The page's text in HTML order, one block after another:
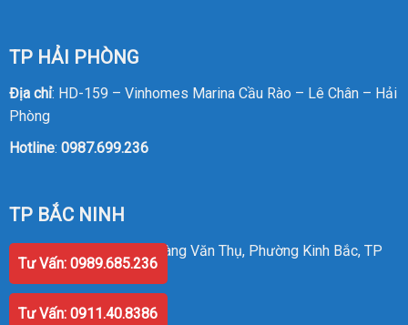
TP HẢI PHÒNG
Địa chỉ: HD-159 – Vinhomes Marina Cầu Rào – Lê Chân – Hải
Phòng
Hotline: 0987.699.236
TP BẮC NINH
Địa chỉ
: Số 58 Đường Hoàng Văn Thụ, Phường Kinh Bắc, TP
Bắc Ninh
Hotline:0987.699.236
Tư Vấn: 0989.685.236
Tư Vấn: 0911.40.8386